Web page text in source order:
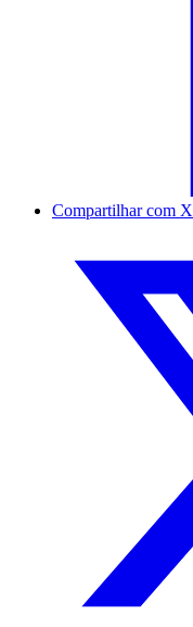
Compartilhar com X